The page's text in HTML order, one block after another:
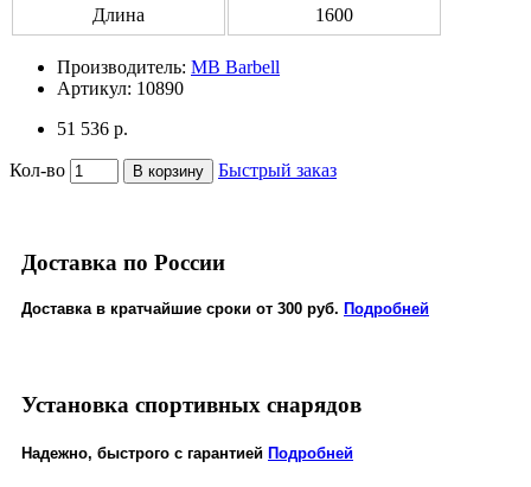
Длина 1600
Производитель: MB Barbell
Артикул: 10890
51 536 р.
Кол-во В корзину Быстрый заказ
Доставка по России
Доставка в кратчайшие сроки от 300 руб. Подробней
Установка спортивных снарядов
Надежно, быстрого с гарантией Подробней